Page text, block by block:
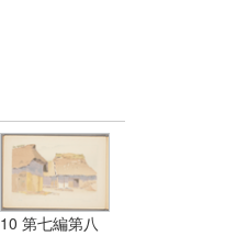
10 第七編第八